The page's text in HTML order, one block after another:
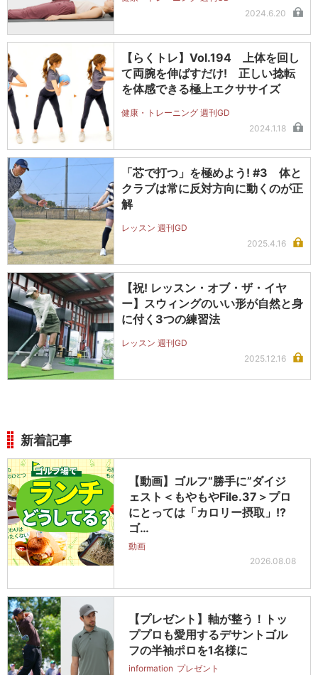
2024.6.20
【らくトレ】Vol.194 上体を回し
て両腕を伸ばすだけ! 正しい捻転
を体感できる極上エクササイズ
健康・トレーニング 週刊GD
2024.1.18
「芯で打つ」を極めよう! #3 体と
クラブは常に反対方向に動くのが正
解
レッスン 週刊GD
2025.4.16
【祝! レッスン・オブ・ザ・イヤ
ー】スウィングのいい形が自然と身
に付く3つの練習法
レッスン 週刊GD
2025.12.16
新着記事
【動画】ゴルフ“勝手に”ダイジ
ェスト＜もやもやFile.37＞プロ
にとっては「カロリー摂取」!?
ゴ…
動画
2026.08.08
【プレゼント】軸が整う！トッ
ププロも愛用するデサントゴル
フの半袖ポロを1名様に
information プレゼント